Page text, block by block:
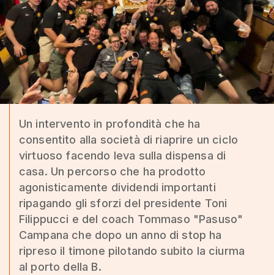
Un intervento in profondità che ha
consentito alla società di riaprire un ciclo
virtuoso facendo leva sulla dispensa di
casa. Un percorso che ha prodotto
agonisticamente dividendi importanti
ripagando gli sforzi del presidente Toni
Filippucci e del coach Tommaso "Pasuso"
Campana che dopo un anno di stop ha
ripreso il timone pilotando subito la ciurma
al porto della B.